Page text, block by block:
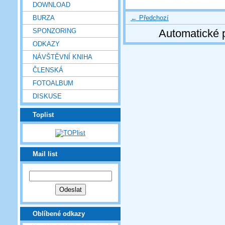
DOWNLOAD
BURZA
SPONZORING
ODKAZY
NÁVŠTĚVNÍ KNIHA
ČLENSKÁ
FOTOALBUM
DISKUSE
Toplist
Mail list
Oblíbené odkazy
← Předchozí
Automatické